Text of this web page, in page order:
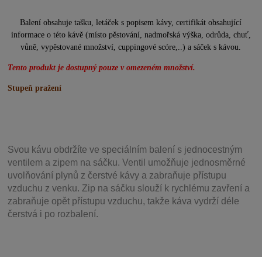
Balení obsahuje tašku, letáček s popisem kávy, certifikát obsahující
informace o této kávě (místo pěstování, nadmořská výška, odrůda, chuť,
vůně, vypěstované množství, cuppingové scóre,..) a sáček s kávou.
Tento produkt je dostupný pouze v omezeném množství.
Stupeň pražení
Svou kávu obdržíte ve speciálním balení s jednocestným
ventilem a zipem na sáčku. Ventil umožňuje jednosměrné
uvolňování plynů z čerstvé kávy a zabraňuje přístupu
vzduchu z venku. Zip na sáčku slouží k rychlému zavření a
zabraňuje opět přístupu vzduchu, takže káva vydrží déle
čerstvá i po rozbalení.